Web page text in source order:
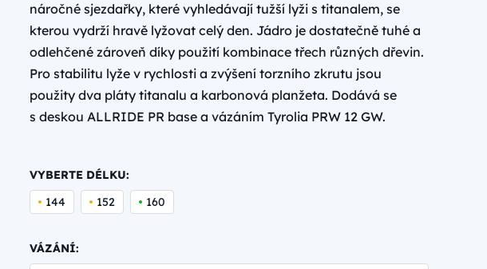
náročné sjezdařky, které vyhledávají tužší lyži s titanalem, se
kterou vydrží hravě lyžovat celý den. Jádro je dostatečně tuhé a
odlehčené zároveň díky použití kombinace třech různých dřevin.
Pro stabilitu lyže v rychlosti a zvýšení torzního zkrutu jsou
použity dva pláty titanalu a karbonová planžeta. Dodává se
s deskou ALLRIDE PR base a vázáním Tyrolia PRW 12 GW.
VYBERTE DÉLKU:
144
152 160
VÁZÁNÍ: